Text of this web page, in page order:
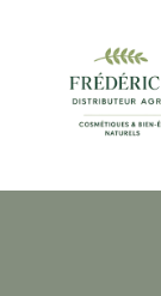
contenu